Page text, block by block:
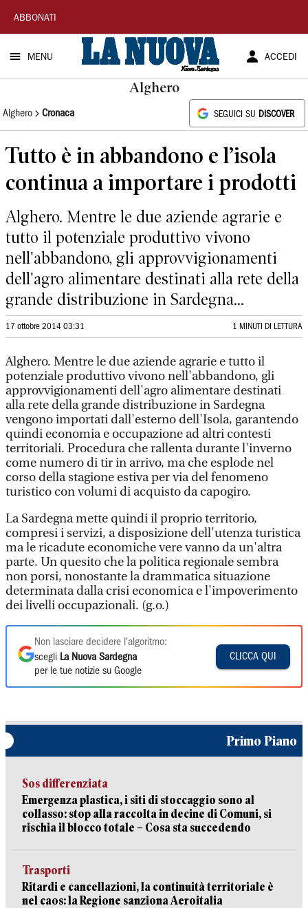
La
Nuova
Sardegna
ABBONATI
MENU ACCEDI
Alghero
Alghero Cronaca SEGUICI SU DISCOVER
Tutto è in abbandono e l’isola
continua a importare i prodotti
Alghero. Mentre le due aziende agrarie e
tutto il potenziale produttivo vivono
nell'abbandono, gli approvvigionamenti
dell'agro alimentare destinati alla rete della
grande distribuzione in Sardegna...
17 ottobre 2014 03:31 1 MINUTI DI LETTURA
Alghero. Mentre le due aziende agrarie e tutto il
potenziale produttivo vivono nell'abbandono, gli
approvvigionamenti dell'agro alimentare destinati
alla rete della grande distribuzione in Sardegna
vengono importati dall'esterno dell'Isola, garantendo
quindi economia e occupazione ad altri contesti
territoriali. Procedura che rallenta durante l'inverno
come numero di tir in arrivo, ma che esplode nel
corso della stagione estiva per via del fenomeno
turistico con volumi di acquisto da capogiro.
La Sardegna mette quindi il proprio territorio,
compresi i servizi, a disposizione dell'utenza turistica
ma le ricadute economiche vere vanno da un'altra
parte. Un quesito che la politica regionale sembra
non porsi, nonostante la drammatica situazione
determinata dalla crisi economica e l'impoverimento
dei livelli occupazionali. (g.o.)
Non lasciare decidere l'algoritmo:
scegli La Nuova Sardegna
per le tue notizie su Google
CLICCA QUI
Primo Piano
Sos differenziata
Emergenza plastica, i siti di stoccaggio sono al
collasso: stop alla raccolta in decine di Comuni, si
rischia il blocco totale – Cosa sta succedendo
Trasporti
Ritardi e cancellazioni, la continuità territoriale è
nel caos: la Regione sanziona Aeroitalia